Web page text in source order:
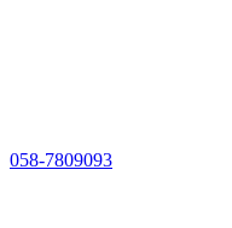
058-7809093